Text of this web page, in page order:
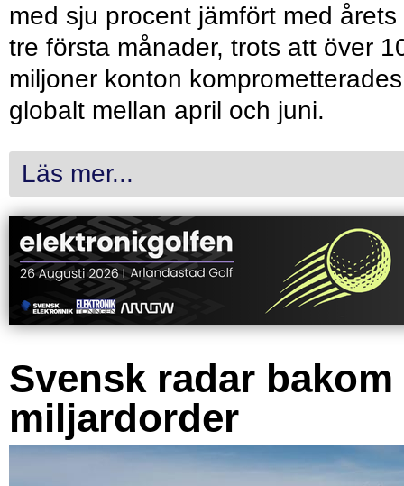
med sju procent jämfört med årets
tre första månader, trots att över
miljoner konton komprometterades
globalt mellan april och juni.
Läs mer...
Svensk radar bakom
miljardorder